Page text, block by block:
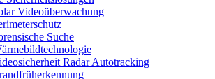
Videoüberwachung
Suche
Radar Autotracking​